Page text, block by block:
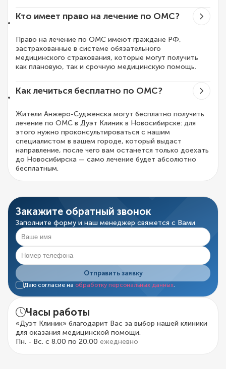
Кто имеет право на лечение по ОМС?
Право на лечение по ОМС имеют граждане РФ,
застрахованные в системе обязательного
медицинского страхования, которые могут получить
как плановую, так и срочную медицинскую помощь.
Как лечиться бесплатно по ОМС?
Жители Анжеро-Судженска могут бесплатно получить
лечение по ОМС в Дуэт Клиник в Новосибирске: для
этого нужно проконсультироваться с нашим
специалистом в вашем городе, который выдаст
направление, после чего вам останется только доехать
до Новосибирска — само лечение будет абсолютно
бесплатным.
Закажите обратный звонок
Заполните форму и наш менеджер свяжется с Вами
Отправить заявку
Даю согласие на обработку персональных данных.
Часы работы
«Дуэт Клиник» благодарит Вас за выбор нашей клиники
для оказания медицинской помощи.
Пн. - Вс. с 8.00 по 20.00 ежедневно